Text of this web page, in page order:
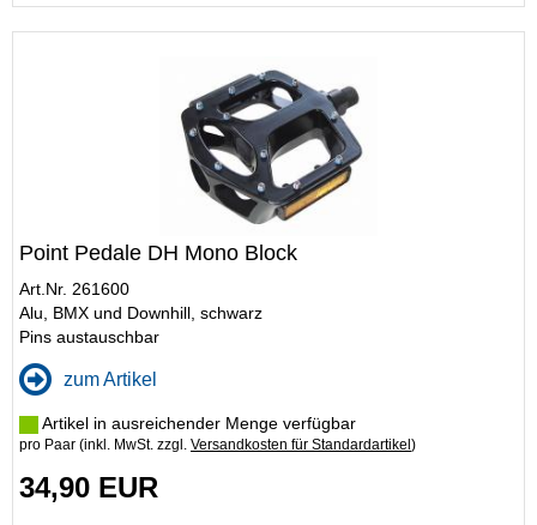
Point Pedale DH Mono Block
Art.Nr. 261600
Alu, BMX und Downhill, schwarz
Pins austauschbar
zum Artikel
Artikel in ausreichender Menge verfügbar
pro Paar (inkl. MwSt. zzgl. Versandkosten für Standardartikel )
34,90 EUR